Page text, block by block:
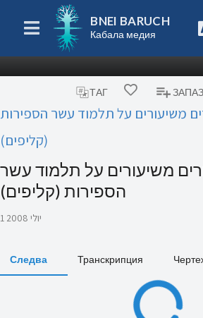
BNEI BARUCH
Кабала медия
ТАГ
משיעורים על תלמוד עשר הספירות
(קליפים)
משיעורים על תלמוד עשר
הספירות (קליפים)
1 יולי 2008
Следва Транскрипция